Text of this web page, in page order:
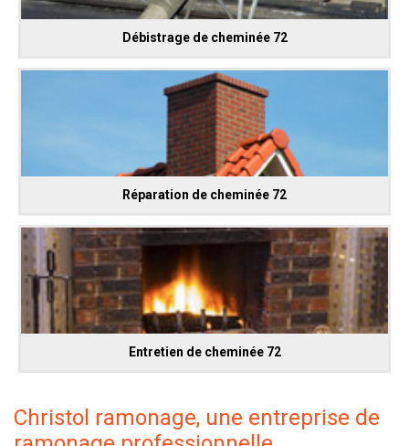
Débistrage de cheminée 72
Réparation de cheminée 72
Entretien de cheminée 72
Christol ramonage, une entreprise de